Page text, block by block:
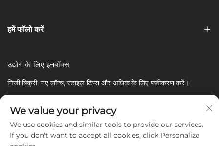
हमें फॉलो करें
उद्योग के लिए इनबॉक्स
निजी बिक्री, नए लॉन्च, स्टाइल टिप्स और अधिक के लिए पंजीकरण करें।
आपका ईमेल
Subscribe
We value your privacy
We use cookies and similar tools to provide our services.
If you don't want to accept all cookies, click Personalize